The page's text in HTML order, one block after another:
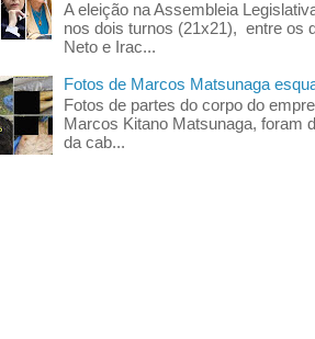
A eleição na Assembleia
nos dois turnos (21x21), entre os
Neto e Irac...
Fotos de Marcos Matsunaga
Fotos de partes do corpo do
Marcos Kitano Matsunaga, foram
da cab...